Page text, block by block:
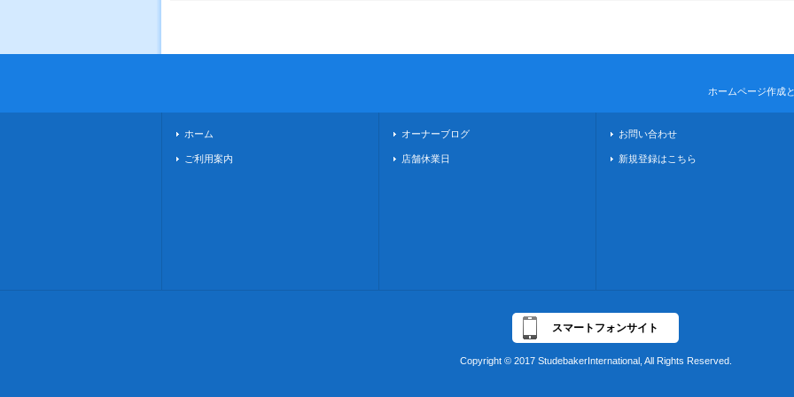
ホームページ作成
ホーム
ご利用案内
オーナーブログ
店舗休業日
お問い合わせ
新規登録はこちら
スマートフォンサイト
Copyright © 2017 StudebakerInternational, All Rights Reserved.